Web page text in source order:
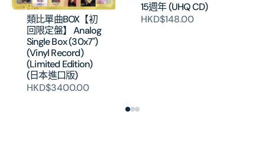
類比單曲BOX【初
回限定盤】 Analog
Single Box (30x7")
(Vinyl Record)
(Limited Edition)
(日本進口版)
HKD$3400.00
15週年 (UHQ CD)
HKD$148.00